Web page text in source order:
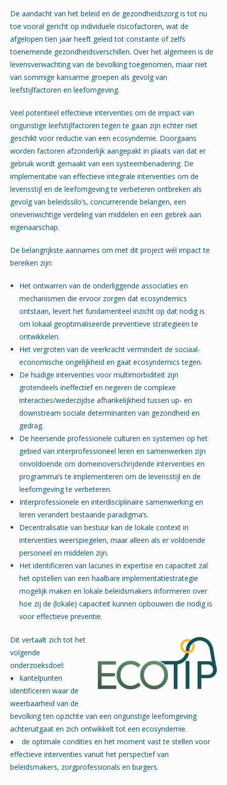
De aandacht van het beleid en de gezondheidszorg is tot nu
toe vooral gericht op individuele risicofactoren, wat de
afgelopen tien jaar heeft geleid tot constante of zelfs
toenemende gezondheidsverschillen. Over het algemeen is de
levensverwachting van de bevolking toegenomen, maar niet
van sommige kansarme groepen als gevolg van
leefstijlfactoren en leefomgeving.
Veel potentieel effectieve interventies om de impact van
ongunstige leefstijlfactoren tegen te gaan zijn echter niet
geschikt voor reductie van een ecosyndemie. Doorgaans
worden factoren afzonderlijk aangepakt in plaats van dat er
gebruik wordt gemaakt van een systeembenadering. De
implementatie van effectieve integrale interventies om de
levensstijl en de leefomgeving te verbeteren ontbreken als
gevolg van beleidssilo’s, concurrerende belangen, een
onevenwichtige verdeling van middelen en een gebrek aan
eigenaarschap.
De belangrijkste aannames om met dit project wél impact te
bereiken zijn:
Het ontwarren van de onderliggende associaties en
mechanismen die ervoor zorgen dat ecosyndemics
ontstaan, levert het fundamenteel inzicht op dat nodig is
om lokaal geoptimaliseerde preventieve strategieën te
ontwikkelen.
Het vergroten van de veerkracht vermindert de sociaal-
economische ongelijkheid en gaat ecosyndemics tegen.
De huidige interventies voor multimorbiditeit zijn
grotendeels ineffectief en negeren de complexe
interacties/wederzijdse afhankelijkheid tussen up- en
downstream sociale determinanten van gezondheid en
gedrag.
De heersende professionele culturen en systemen op het
gebied van interprofessioneel leren en samenwerken zijn
onvoldoende om domeinoverschrijdende interventies en
programma’s te implementeren om de levensstijl en de
leefomgeving te verbeteren.
Interprofessionele en interdisciplinaire samenwerking en
leren verandert bestaande paradigma’s.
Decentralisatie van bestuur kan de lokale context in
interventies weerspiegelen, maar alleen als er voldoende
personeel en middelen zijn.
Het identificeren van lacunes in expertise en capaciteit zal
het opstellen van een haalbare implementatiestrategie
mogelijk maken en lokale beleidsmakers informeren over
hoe zij de (lokale) capaciteit kunnen opbouwen die nodig is
voor effectieve preventie.
Dit vertaalt zich tot het
volgende
onderzoeksdoel:
♦ kantelpunten
identificeren waar de
weerbaarheid van de
bevolking ten opzichte van een ongunstige leefomgeving
achteruitgaat en zich ontwikkelt tot een ecosyndemie.
♦ de optimale condities en het moment vast te stellen voor
effectieve interventies vanuit het perspectief van
beleidsmakers, zorgprofessionals en burgers.